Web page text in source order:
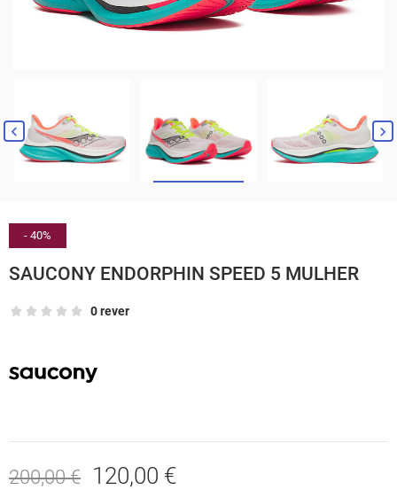
 
- 40%
SAUCONY ENDORPHIN SPEED 5 MULHER
0 rever
200,00 € 120,00 €